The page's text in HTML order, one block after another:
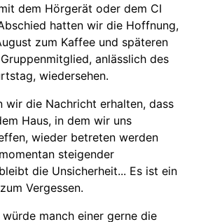
dem Hörgerät oder dem CI
hatten wir die Hoffnung,
zum Kaffee und späteren
anlässlich des
wiedersehen.
wir die Nachricht erhalten, dass
Haus, in dem wir uns
wieder betreten werden
steigender
die Unsicherheit... Es ist ein
Vergessen.
manch einer gerne die